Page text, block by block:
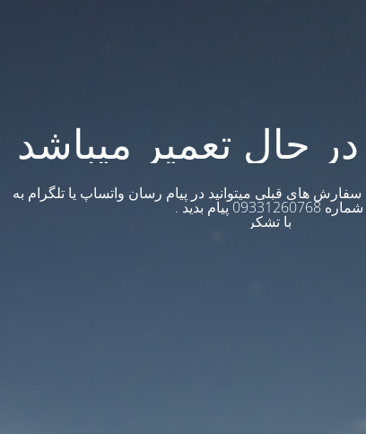
حال تعمیر میباشد
های قبلی میتوانید در پیام رسان واتساپ یا تلگرام به
شماره 09331260768 پیام بدید .
با تشکر